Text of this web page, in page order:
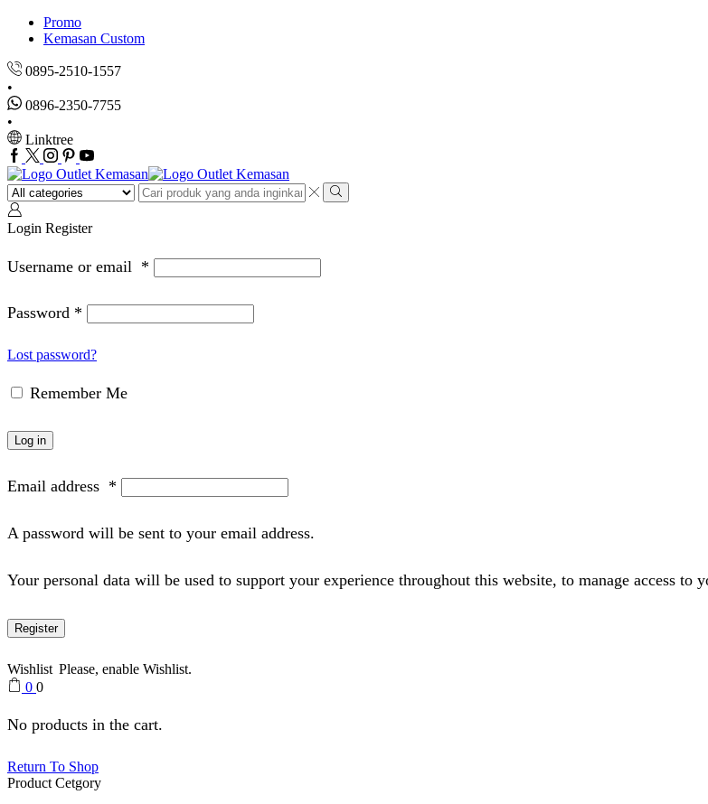
Promo
Kemasan Custom
0895-2510-1557
0896-2350-7755
Linktree
Facebook
Twitter
Instagram
Pinterest
Youtube
Search
input
Search
Login Register
Username or email *
Password *
Lost password?
Remember Me
Log in
Email address *
A password will be sent to your email address.
Your personal data will be used to support your experience throughout this website, to manage access to
Register
Wishlist Please, enable Wishlist.
0 0
No products in the cart.
Return To Shop
Product Cetgory